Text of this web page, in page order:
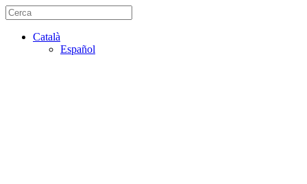
Català
Español